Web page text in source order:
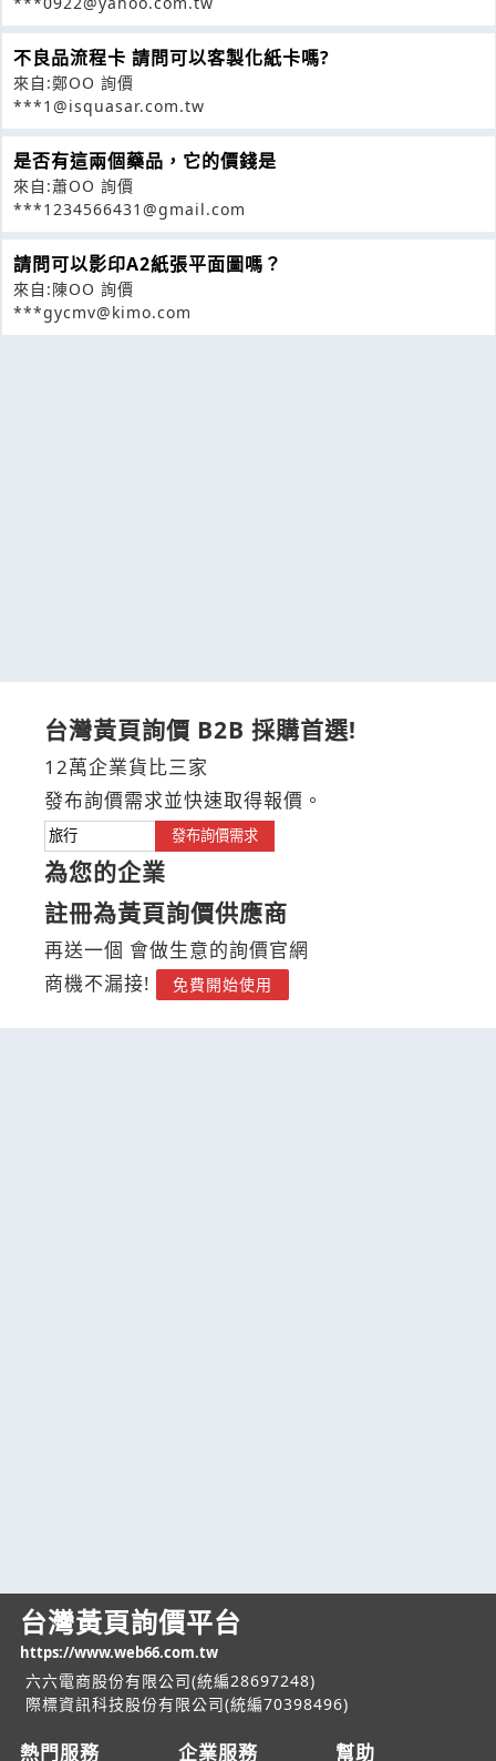
不良品流程卡 請問可以客製化紙卡嗎?
來自:鄭OO 詢價
***1@isquasar.com.tw
是否有這兩個藥品，它的價錢是
來自:蕭OO 詢價
***1234566431@gmail.com
請問可以影印A2紙張平面圖嗎？
來自:陳OO 詢價
***gycmv@kimo.com
台灣黃頁詢價 B2B 採購首選!
12萬企業貨比三家
發布詢價需求並快速取得報價。
發布詢價需求
為您的企業
註冊為黃頁詢價供應商
再送一個 會做生意的詢價官網
商機不漏接!
免費開始使用
台灣黃頁詢價平台
https://www.web66.com.tw
六六電商股份有限公司(統編28697248)
際標資訊科技股份有限公司(統編70398496)
熱門服務 企業服務 幫助